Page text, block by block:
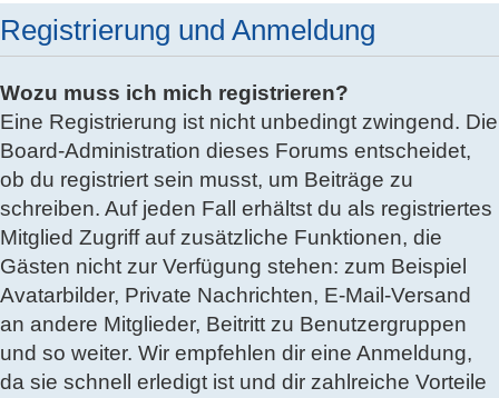
Registrierung und Anmeldung
Wozu muss ich mich registrieren?
Eine Registrierung ist nicht unbedingt zwingend. Die
Board-Administration dieses Forums entscheidet,
ob du registriert sein musst, um Beiträge zu
schreiben. Auf jeden Fall erhältst du als registriertes
Mitglied Zugriff auf zusätzliche Funktionen, die
Gästen nicht zur Verfügung stehen: zum Beispiel
Avatarbilder, Private Nachrichten, E-Mail-Versand
an andere Mitglieder, Beitritt zu Benutzergruppen
und so weiter. Wir empfehlen dir eine Anmeldung,
da sie schnell erledigt ist und dir zahlreiche Vorteile